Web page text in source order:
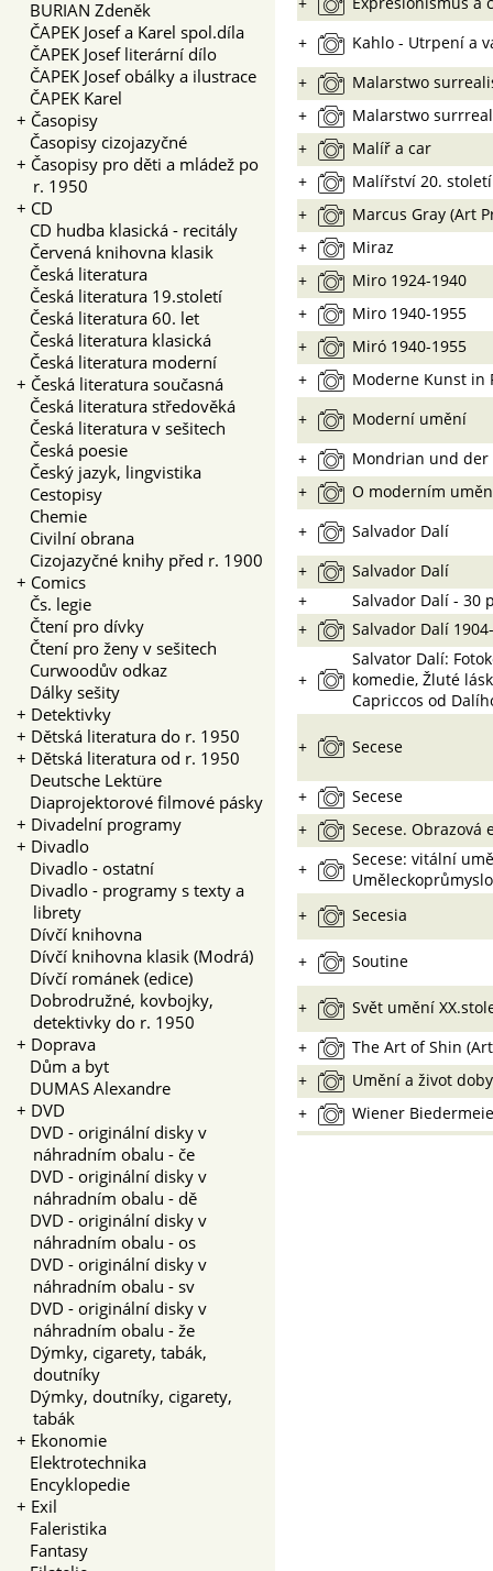
BURIAN Zdeněk
ČAPEK Josef a Karel spol.díla
ČAPEK Josef literární dílo
ČAPEK Josef obálky a ilustrace
ČAPEK Karel
+ Časopisy
Časopisy cizojazyčné
+ Časopisy pro děti a mládež po
r. 1950
+ CD
CD hudba klasická - recitály
Červená knihovna klasik
Česká literatura
Česká literatura 19.století
Česká literatura 60. let
Česká literatura klasická
Česká literatura moderní
+ Česká literatura současná
Česká literatura středověká
Česká literatura v sešitech
Česká poesie
Český jazyk, lingvistika
Cestopisy
Chemie
Civilní obrana
Cizojazyčné knihy před r. 1900
+ Comics
Čs. legie
Čtení pro dívky
Čtení pro ženy v sešitech
Curwoodův odkaz
Dálky sešity
+ Detektivky
+ Dětská literatura do r. 1950
+ Dětská literatura od r. 1950
Deutsche Lektüre
Diaprojektorové filmové pásky
+ Divadelní programy
+ Divadlo
Divadlo - ostatní
Divadlo - programy s texty a
librety
Dívčí knihovna
Dívčí knihovna klasik (Modrá)
Dívčí románek (edice)
Dobrodružné, kovbojky,
detektivky do r. 1950
+ Doprava
Dům a byt
DUMAS Alexandre
+ DVD
DVD - originální disky v
náhradním obalu - če
DVD - originální disky v
náhradním obalu - dě
DVD - originální disky v
náhradním obalu - os
DVD - originální disky v
náhradním obalu - sv
DVD - originální disky v
náhradním obalu - že
Dýmky, cigarety, tabák,
doutníky
Dýmky, doutníky, cigarety,
tabák
+ Ekonomie
Elektrotechnika
Encyklopedie
+ Exil
Faleristika
Fantasy
+
Kahlo - Utrpení a
+
Malarstwo
+
Malarstwo
+
Malíř a car
+
Malířství 20. století
+
Marcus Gray (Art
+
Miraz
+
Miro 1924-1940
+
Miro 1940-1955
+
Miró 1940-1955
+
Moderne Kunst in
+
Moderní umění
+
Mondrian und der
+
O moderním
+
Salvador Dalí
+
Salvador Dalí
+
Salvador Dalí - 30
+
Salvador Dalí
+
Salvator Dalí:
komedie, Žluté
Capriccos od
+ Secese
+
Secese
+
Secese. Obrazová
+
Secese: vitální
+
Secesia
+ Soutine
+
Svět umění
+
The Art of Shin
+
Umění a život
+
Wiener